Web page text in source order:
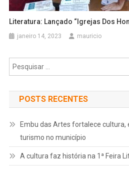
Literatura: Lançado “Igrejas Dos
janeiro 14, 2023 mauricio
POSTS RECENTES
Embu das Artes fortalece cultura,
turismo no município
A cultura faz história na 1ª Feira